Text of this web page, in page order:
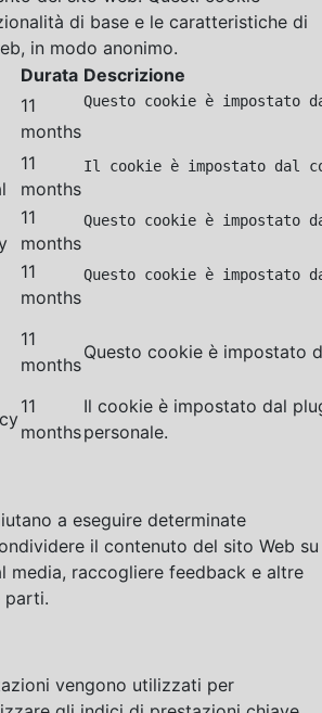
di base e le caratteristiche di
in modo anonimo.
Durata Descrizione
11
months
Questo cookie è
11
months
Il cookie è impostato dal
11
months
Questo cookie è impostato
11
months
Questo cookie è
11
months
Questo cookie è impostato
11
months
Il cookie è impostato dal
personale.
a eseguire determinate
il contenuto del sito Web su
media, raccogliere feedback e altre
parti.
vengono utilizzati per